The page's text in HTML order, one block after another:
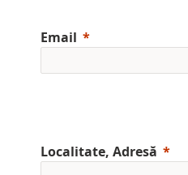
Email
Localitate, Adresă